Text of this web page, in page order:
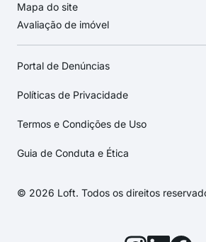
Mapa do site
Avaliação de imóvel
Portal de Denúncias
Políticas de Privacidade
Termos e Condições de Uso
Guia de Conduta e Ética
© 2026 Loft. Todos os direitos